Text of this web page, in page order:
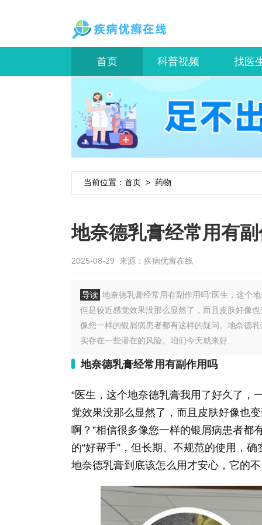
首页 科普视频 找医
当前位置： 首页 > 药物
地奈德乳膏经常用有
2025-08-29 来源： 疾病优癣在线
导读 地奈德乳膏经常用有副作用吗“医生，这个
但是较近感觉效果没那么显然了，而且皮肤好像
像您一样的银屑病患者都有这样的疑问。地奈德
实存在一些潜在的风险。咱们今天就来好...
地奈德乳膏经常用有副作用吗
“医生，这个地奈德乳膏我用了好久了，
觉效果没那么显然了，而且皮肤好像也
啊？”相信很多像您一样的银屑病患者都
的“好帮手”，但长期、不规范的使用，
地奈德乳膏到底该怎么用才安心，它的